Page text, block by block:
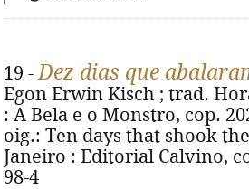
19 -Dez dias que
Egon Erwin Kisch ; trad.
: A Bela e o Monstro, cop.
oig.: Ten days that shook
Janeiro : Editorial Calvino,
98-4